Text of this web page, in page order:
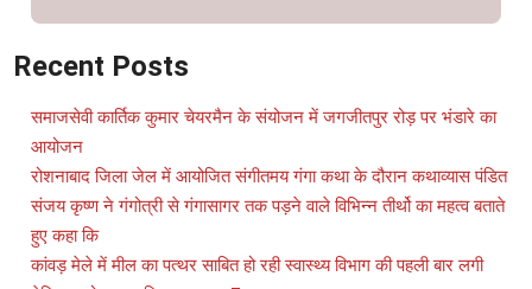
Recent Posts
समाजसेवी कार्तिक कुमार चेयरमैन के संयोजन में जगजीतपुर रोड़ पर भंडारे का
आयोजन
रोशनाबाद जिला जेल में आयोजित संगीतमय गंगा कथा के दौरान कथाव्यास पंडित
संजय कृष्ण ने गंगोत्री से गंगासागर तक पड़ने वाले विभिन्न तीर्थो का महत्व बताते
हुए कहा कि
कांवड़ मेले में मील का पत्थर साबित हो रही स्वास्थ्य विभाग की पहली बार लगी